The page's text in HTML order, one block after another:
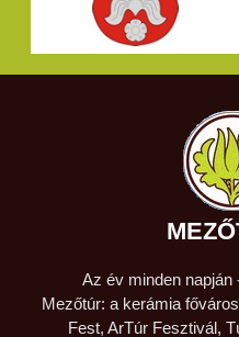
Az év minden
Mezőtúr: a kerámia
Fest, ArTúr Fesztivál,